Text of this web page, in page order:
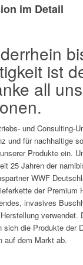
im Detail
ist
all
und Consulting-
und für nachhaltige
Produkte ein.
25 Jahren der
WWF
der Premium
invasives
verwendet.
sich die Produkte der
auf dem Markt ab.